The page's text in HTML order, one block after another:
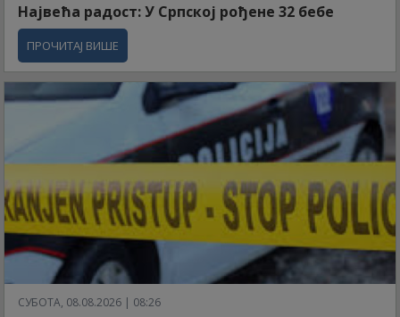
Највећа радост: У Српској рођене 32 бебе
ПРОЧИТАЈ ВИШЕ
СУБОТА, 08.08.2026 | 08:26